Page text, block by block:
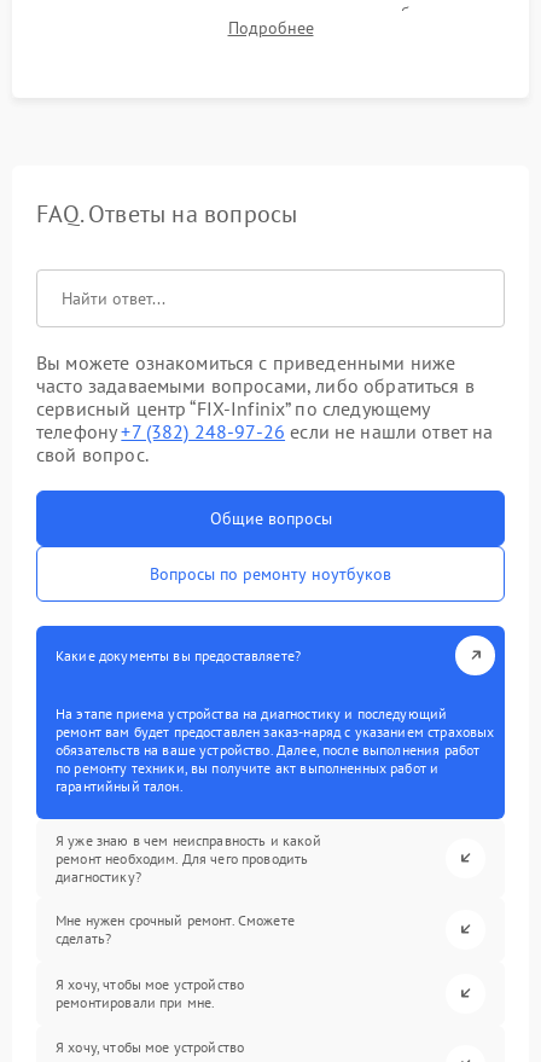
для контроля температурного режима и стабильности
системы под пиковой нагрузкой.
Подробнее
FAQ. Ответы на вопросы
Вы можете ознакомиться с приведенными ниже
часто задаваемыми вопросами, либо обратиться в
сервисный центр “FIX-Infinix” по следующему
телефону+7 (382) 248-97-26 если не нашли ответ на
свой вопрос.
Общие вопросы
Вопросы по ремонту ноутбуков
Какие документы вы предоставляете?
На этапе приема устройства на диагностику и последующий
ремонт вам будет предоставлен заказ-наряд с указанием страховых
обязательств на ваше устройство. Далее, после выполнения работ
по ремонту техники, вы получите акт выполненных работ и
гарантийный талон.
Я уже знаю в чем неисправность и какой
ремонт необходим. Для чего проводить
диагностику?
Мне нужен срочный ремонт. Сможете
сделать?
Я хочу, чтобы мое устройство
ремонтировали при мне.
Я хочу, чтобы мое устройство